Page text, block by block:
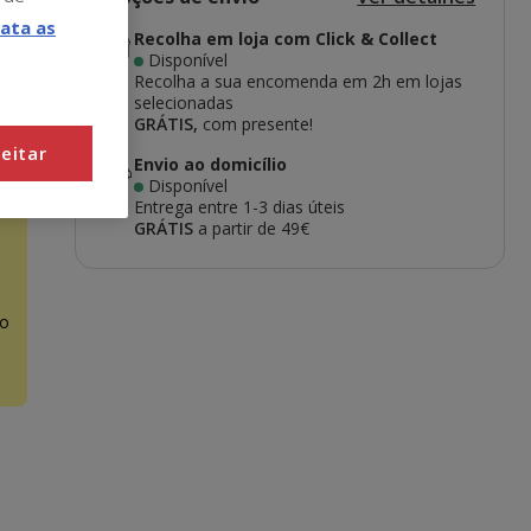
Recolha em loja com Click & Collect
Disponível
Recolha a sua encomenda em 2h em lojas
selecionadas
GRÁTIS, com presente!
Envio ao domicílio
Disponível
Entrega entre 1-3 dias úteis
GRÁTIS a partir de 49€
as